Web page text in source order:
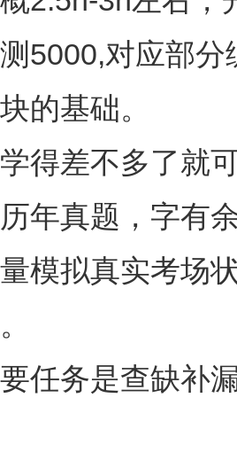
5000,对应部
的基础。
得差不多了就
年真题，字有
模拟真实考场
任务是查缺补